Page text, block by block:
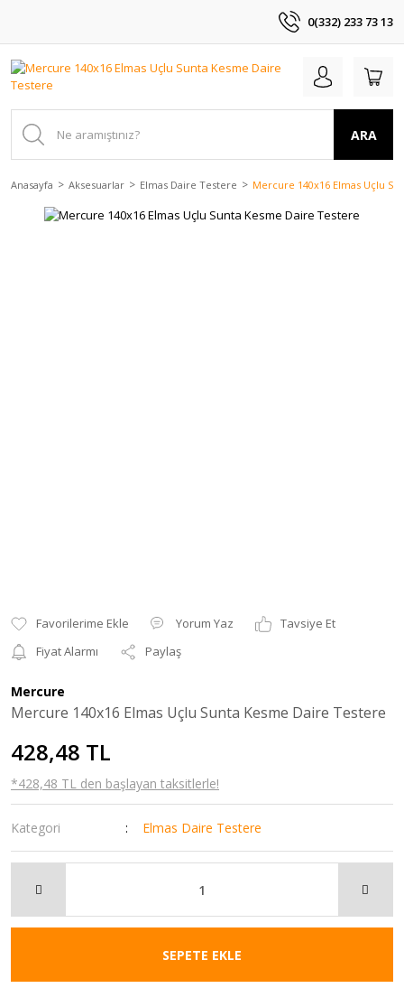
0(332) 233 73 13
ARA
Anasayfa Aksesuarlar Elmas Daire Testere Mercure 140x16 Elmas Uçlu
Yorum Yaz
Tavsiye Et
Fiyat Alarmı
Paylaş
Mercure
Mercure 140x16 Elmas Uçlu Sunta Kesme Daire Testere
428,48 TL
*428,48 TL den başlayan taksitlerle!
Kategori Elmas Daire Testere
SEPETE EKLE